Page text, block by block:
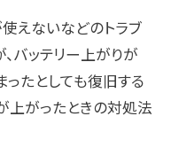
えないなどのトラブ
バッテリー上がりが
たとしても復旧する
上がったときの対処法